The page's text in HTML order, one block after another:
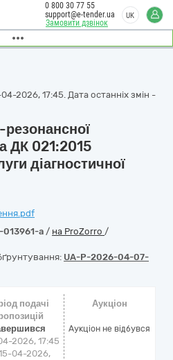
Замовити дзвінок
0 800 30 77 55
support@e-tender.ua
UK
2026, 17:45. Дата останніх змін -
резонансної
ДК 021:2015
діагностичної
a / на ProZorro /
UA-P-2026-04-07-
подачі
2026, 17:45
04-2026,
Аукціон
Аукціон не відбувся